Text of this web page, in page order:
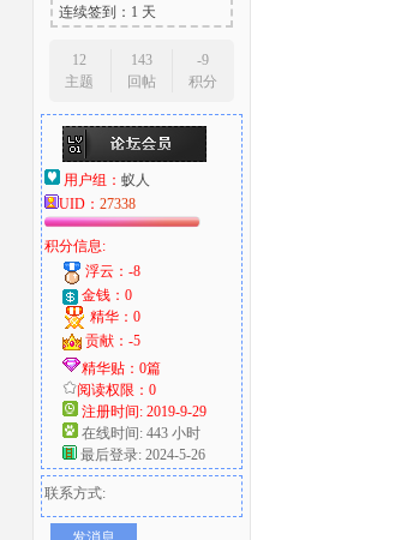
连续签到：1 天
12
主题
143
回帖
-9
积分
用户组： 蚁人
UID： 27338
积分信息:
浮云：-8
金钱：0
精华：0
贡献：-5
精华贴：0篇
阅读权限：0
注册时间: 2019-9-29
在线时间: 443 小时
最后登录: 2024-5-26
联系方式: